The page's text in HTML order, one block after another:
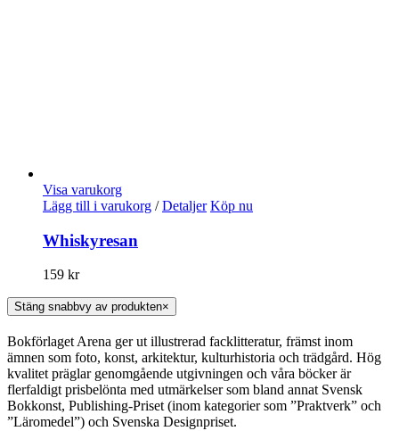
Visa varukorg
Lägg till i varukorg / Detaljer Köp nu
Whiskyresan
159 kr
Stäng snabbvy av produkten×
Bokförlaget Arena ger ut illustrerad facklitteratur, främst inom
ämnen som foto, konst, arkitektur, kulturhistoria och trädgård. Hög
kvalitet präglar genomgående utgivningen och våra böcker är
flerfaldigt prisbelönta med utmärkelser som bland annat Svensk
Bokkonst, Publishing-Priset (inom kategorier som ”Praktverk” och
”Läromedel”) och Svenska Designpriset.